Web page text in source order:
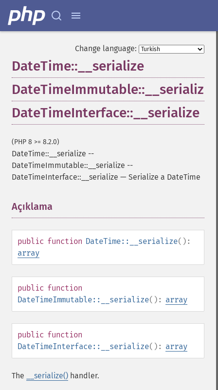
Change language:
DateTime::__serialize
DateTimeImmutable::__serialize
DateTimeInterface::__serialize
(PHP 8 >= 8.2.0)
DateTime::__serialize --
DateTimeImmutable::__serialize --
DateTimeInterface::__serialize — Serialize a DateTime
Açıklama
public function DateTime::__serialize():
array
public function
DateTimeImmutable::__serialize(): array
public function
DateTimeInterface::__serialize(): array
The __serialize() handler.